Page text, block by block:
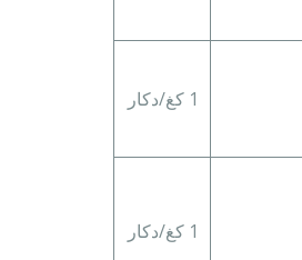
1 كغ/دكار
1 كغ/دكار